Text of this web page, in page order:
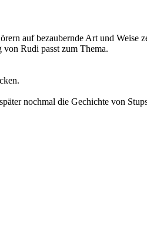
auf bezaubernde Art und
Rudi passt zum Thema.
nochmal die Gechichte von